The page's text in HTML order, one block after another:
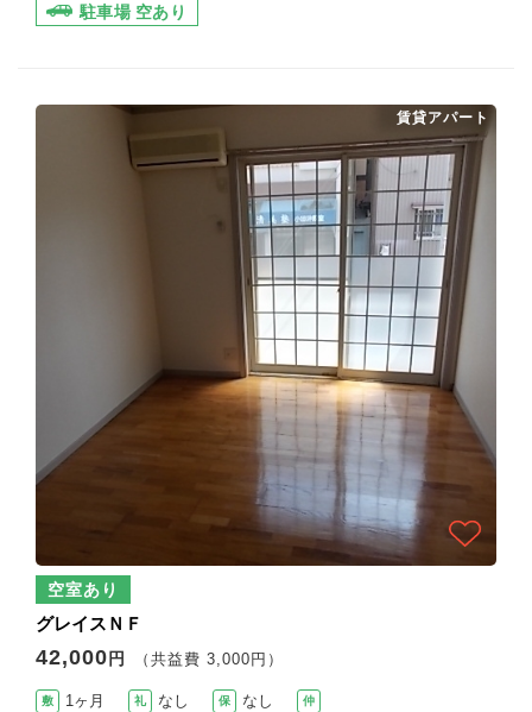
駐車場 空あり
空室あり
グレイスＮＦ
42,000 円 （共益費 3,000円）
敷 1ヶ月 礼 なし 保 なし 仲
賃貸アパート